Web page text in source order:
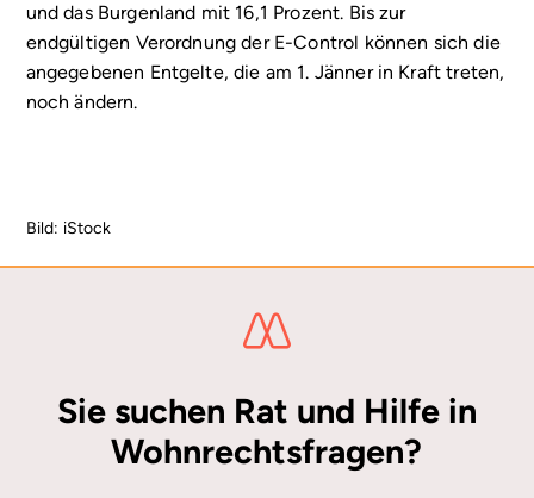
und das Burgenland mit 16,1 Prozent. Bis zur
endgültigen Verordnung der E-Control können sich die
angegebenen Entgelte, die am 1. Jänner in Kraft treten,
noch ändern.
Bild: iStock
Sie suchen Rat und Hilfe in
Wohnrechtsfragen?